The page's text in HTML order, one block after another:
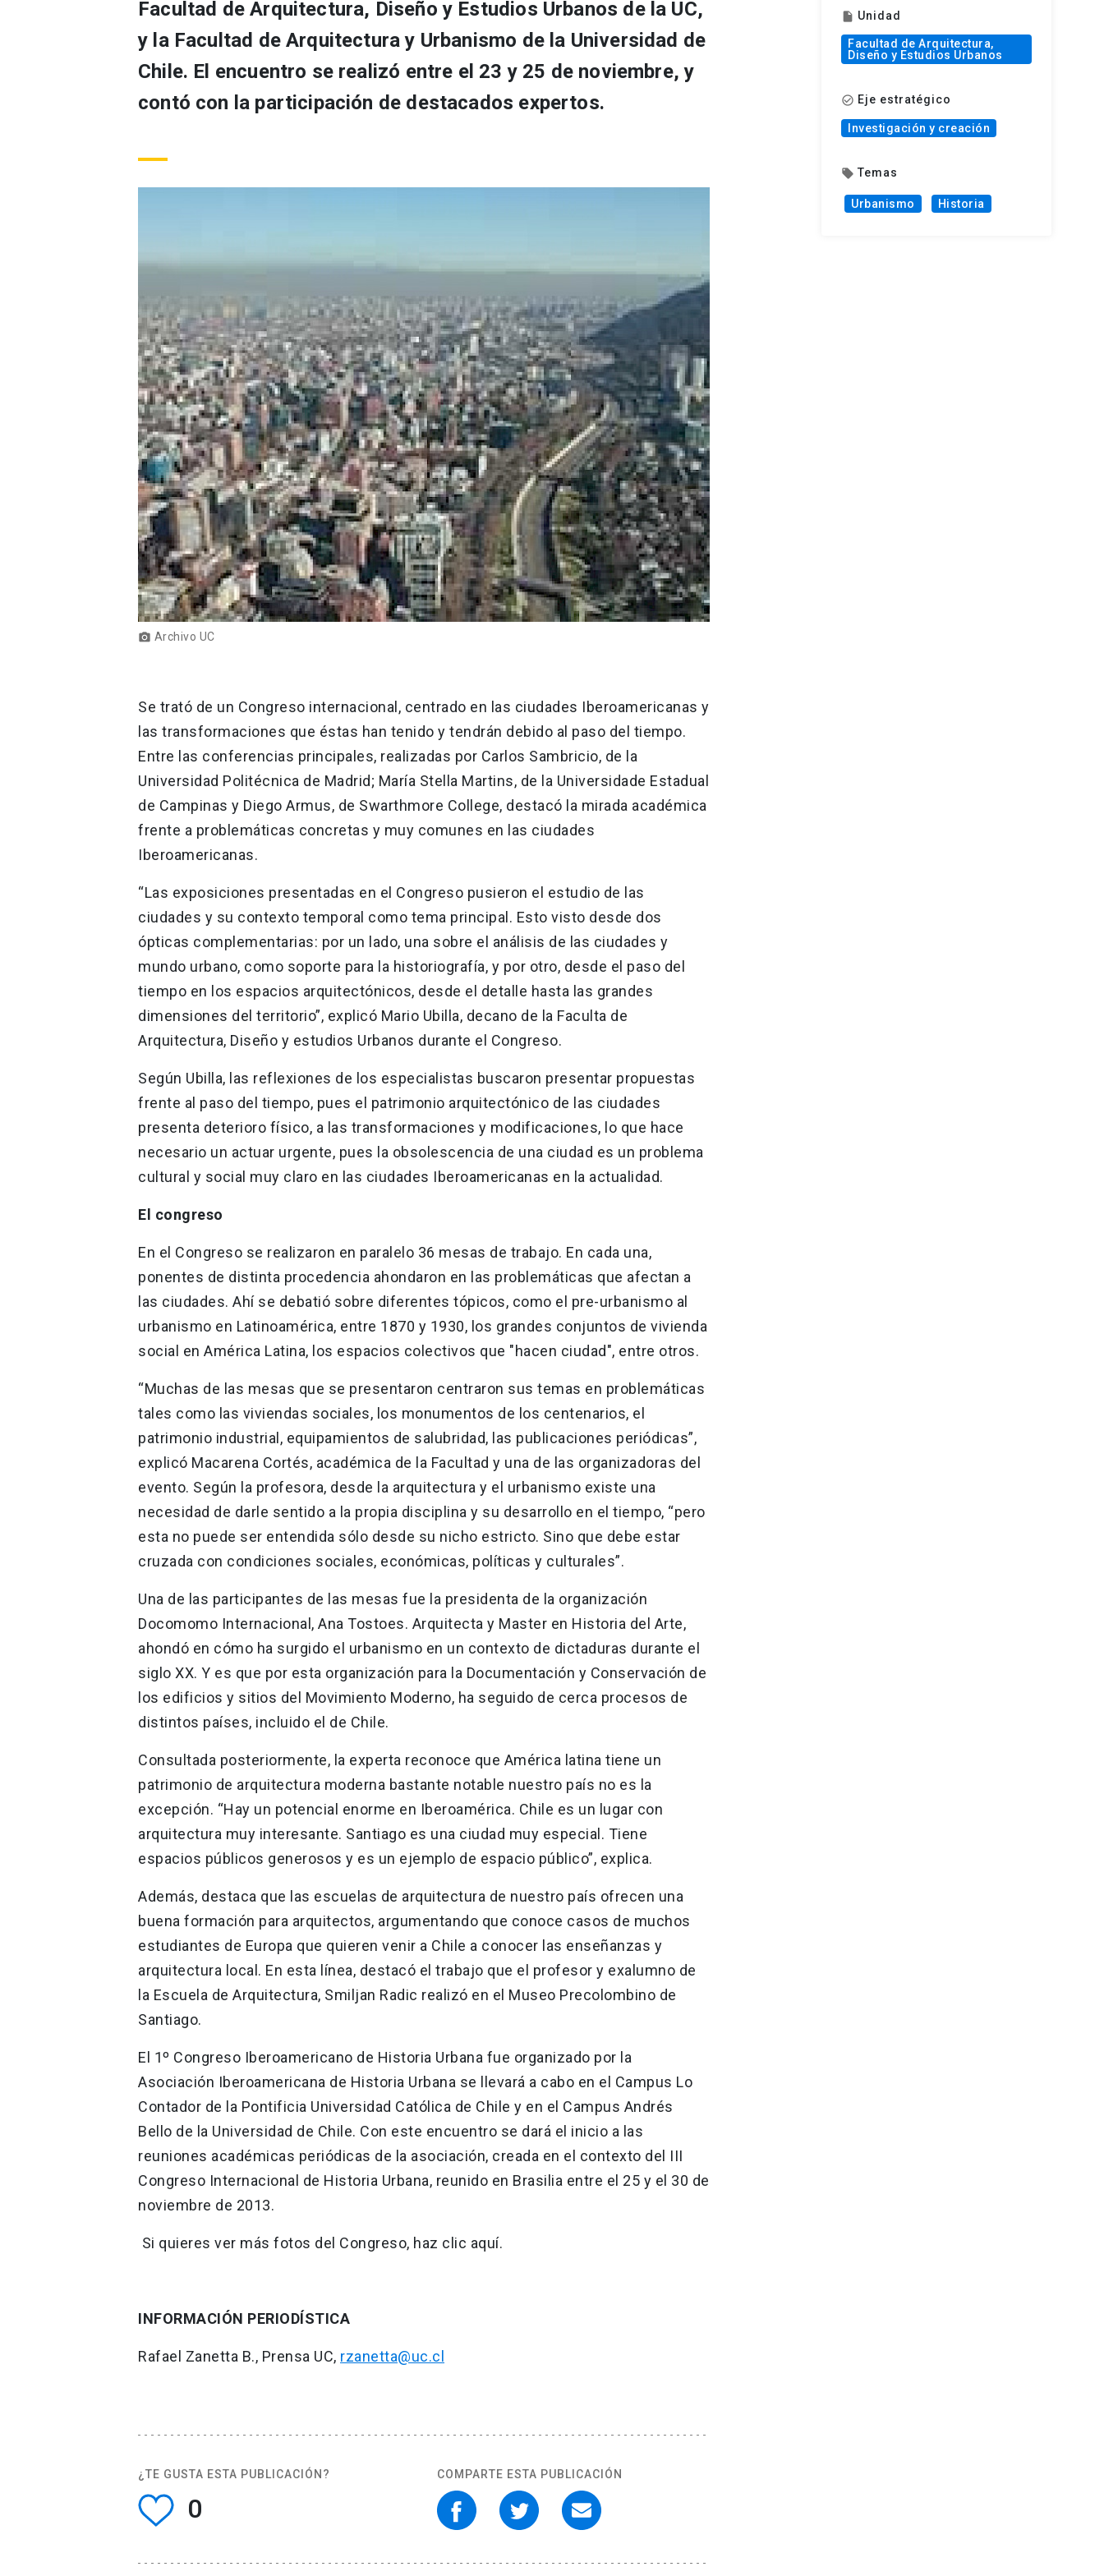
Facultad de Arquitectura, Diseño y Estudios Urbanos de la UC,
y la Facultad de Arquitectura y Urbanismo de la Universidad de
Chile. El encuentro se realizó entre el 23 y 25 de noviembre, y
contó con la participación de destacados expertos.
photo_camera Archivo UC
Se trató de un Congreso internacional, centrado en las ciudades Iberoamericanas y
las transformaciones que éstas han tenido y tendrán debido al paso del tiempo.
Entre las conferencias principales, realizadas por Carlos Sambricio, de la
Universidad Politécnica de Madrid; María Stella Martins, de la Universidade Estadual
de Campinas y Diego Armus, de Swarthmore College, destacó la mirada académica
frente a problemáticas concretas y muy comunes en las ciudades
Iberoamericanas.
“Las exposiciones presentadas en el Congreso pusieron el estudio de las
ciudades y su contexto temporal como tema principal. Esto visto desde dos
ópticas complementarias: por un lado, una sobre el análisis de las ciudades y
mundo urbano, como soporte para la historiografía, y por otro, desde el paso del
tiempo en los espacios arquitectónicos, desde el detalle hasta las grandes
dimensiones del territorio”, explicó Mario Ubilla, decano de la Faculta de
Arquitectura, Diseño y estudios Urbanos durante el Congreso.
Según Ubilla, las reflexiones de los especialistas buscaron presentar propuestas
frente al paso del tiempo, pues el patrimonio arquitectónico de las ciudades
presenta deterioro físico, a las transformaciones y modificaciones, lo que hace
necesario un actuar urgente, pues la obsolescencia de una ciudad es un problema
cultural y social muy claro en las ciudades Iberoamericanas en la actualidad.
El congreso
En el Congreso se realizaron en paralelo 36 mesas de trabajo. En cada una,
ponentes de distinta procedencia ahondaron en las problemáticas que afectan a
las ciudades. Ahí se debatió sobre diferentes tópicos, como el pre-urbanismo al
urbanismo en Latinoamérica, entre 1870 y 1930, los grandes conjuntos de vivienda
social en América Latina, los espacios colectivos que "hacen ciudad", entre otros.
“Muchas de las mesas que se presentaron centraron sus temas en problemáticas
tales como las viviendas sociales, los monumentos de los centenarios, el
patrimonio industrial, equipamientos de salubridad, las publicaciones periódicas”,
explicó Macarena Cortés, académica de la Facultad y una de las organizadoras del
evento. Según la profesora, desde la arquitectura y el urbanismo existe una
necesidad de darle sentido a la propia disciplina y su desarrollo en el tiempo, “pero
esta no puede ser entendida sólo desde su nicho estricto. Sino que debe estar
cruzada con condiciones sociales, económicas, políticas y culturales”.
Una de las participantes de las mesas fue la presidenta de la organización
Docomomo Internacional, Ana Tostoes. Arquitecta y Master en Historia del Arte,
ahondó en cómo ha surgido el urbanismo en un contexto de dictaduras durante el
siglo XX. Y es que por esta organización para la Documentación y Conservación de
los edificios y sitios del Movimiento Moderno, ha seguido de cerca procesos de
distintos países, incluido el de Chile.
Consultada posteriormente, la experta reconoce que América latina tiene un
patrimonio de arquitectura moderna bastante notable nuestro país no es la
excepción. “Hay un potencial enorme en Iberoamérica. Chile es un lugar con
arquitectura muy interesante. Santiago es una ciudad muy especial. Tiene
espacios públicos generosos y es un ejemplo de espacio público”, explica.
Además, destaca que las escuelas de arquitectura de nuestro país ofrecen una
buena formación para arquitectos, argumentando que conoce casos de muchos
estudiantes de Europa que quieren venir a Chile a conocer las enseñanzas y
arquitectura local. En esta línea, destacó el trabajo que el profesor y exalumno de
la Escuela de Arquitectura, Smiljan Radic realizó en el Museo Precolombino de
Santiago.
El 1º Congreso Iberoamericano de Historia Urbana fue organizado por la
Asociación Iberoamericana de Historia Urbana se llevará a cabo en el Campus Lo
Contador de la Pontificia Universidad Católica de Chile y en el Campus Andrés
Bello de la Universidad de Chile. Con este encuentro se dará el inicio a las
reuniones académicas periódicas de la asociación, creada en el contexto del III
Congreso Internacional de Historia Urbana, reunido en Brasilia entre el 25 y el 30 de
noviembre de 2013.
Si quieres ver más fotos del Congreso, haz clic aquí.
INFORMACIÓN PERIODÍSTICA
Rafael Zanetta B., Prensa UC, rzanetta@uc.cl
¿TE GUSTA ESTA PUBLICACIÓN?
0
COMPARTE ESTA PUBLICACIÓN
insert_drive_file Unidad
Facultad de Arquitectura,
Diseño y Estudios Urbanos
check_circle_outline Eje estratégico
Investigación y creación
local_offer Temas
Urbanismo Historia